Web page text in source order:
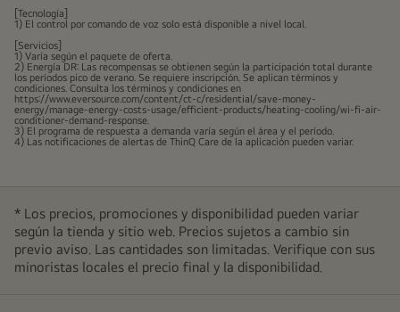
[Tecnología]
1) El control por comando de voz solo está disponible a nivel local.
[Servicios]
1) Varía según el paquete de oferta.
2) Energía DR: Las recompensas se obtienen según la participación total durante
los períodos pico de verano. Se requiere inscripción. Se aplican términos y
condiciones. Consulta los términos y condiciones en
https://www.eversource.com/content/ct-c/residential/save-money-
energy/manage-energy-costs-usage/efficient-products/heating-cooling/wi-fi-air-
conditioner-demand-response.
3) El programa de respuesta a demanda varía según el área y el período.
4) Las notificaciones de alertas de ThinQ Care de la aplicación pueden variar.
* Los precios, promociones y disponibilidad pueden variar
según la tienda y sitio web. Precios sujetos a cambio sin
previo aviso. Las cantidades son limitadas. Verifique con sus
minoristas locales el precio final y la disponibilidad.